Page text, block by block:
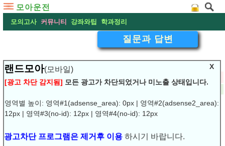
모아운전
모의고사 커뮤니티 강좌와팁 학과정리
X
랜드모아(모바일)
[광고 차단 감지됨] 모든 광고가 차단되었거나 미노출 상태입니다.
영역별 높이: 영역#1(adsense_area): 0px | 영역#2(adsense2_area):
12px | 영역#3(no-id): 12px | 영역#4(no-id): 12px
광고차단 프로그램은 제거후 이용
질문과 답변
▽자료없음
URL복사
▶